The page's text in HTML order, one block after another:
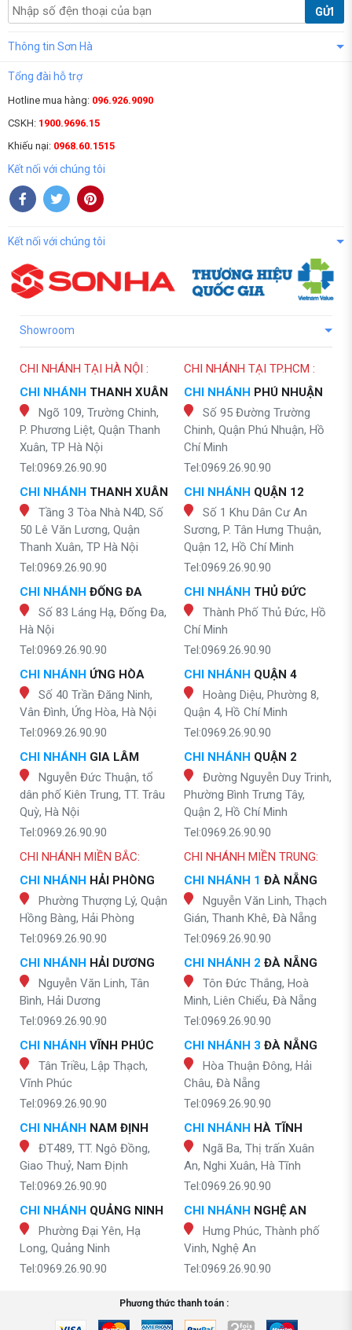
GỬI
Thông tin Sơn Hà
Tổng đài hỗ trợ
Hotline mua hàng: 096.926.9090
CSKH: 1900.9696.15
Khiếu nại: 0968.60.1515
Kết nối với chúng tôi
Kết nối với chúng tôi
Showroom
CHI NHÁNH TẠI HÀ NỘI :
CHI NHÁNH THANH XUÂN
Ngõ 109, Trường Chinh,
P. Phương Liệt, Quận Thanh
Xuân, TP Hà Nội
Tel:0969.26.90.90
CHI NHÁNH THANH XUÂN
Tầng 3 Tòa Nhà N4D, Số
50 Lê Văn Lương, Quận
Thanh Xuân, TP Hà Nội
Tel:0969.26.90.90
CHI NHÁNH ĐỐNG ĐA
Số 83 Láng Hạ, Đống Đa,
Hà Nội
Tel:0969.26.90.90
CHI NHÁNH ỨNG HÒA
Số 40 Trần Đăng Ninh,
Vân Đình, Ứng Hòa, Hà Nội
Tel:0969.26.90.90
CHI NHÁNH GIA LÂM
Nguyễn Đức Thuận, tổ
dân phố Kiên Trung, TT. Trâu
Quỳ, Hà Nội
Tel:0969.26.90.90
CHI NHÁNH TẠI TP.HCM :
CHI NHÁNH PHÚ NHUẬN
Số 95 Đường Trường
Chinh, Quận Phú Nhuận, Hồ
Chí Minh
Tel:0969.26.90.90
CHI NHÁNH QUẬN 12
Số 1 Khu Dân Cư An
Sương, P. Tân Hưng Thuận,
Quận 12, Hồ Chí Minh
Tel:0969.26.90.90
CHI NHÁNH THỦ ĐỨC
Thành Phố Thủ Đức, Hồ
Chí Minh
Tel:0969.26.90.90
CHI NHÁNH QUẬN 4
Hoàng Diệu, Phường 8,
Quận 4, Hồ Chí Minh
Tel:0969.26.90.90
CHI NHÁNH QUẬN 2
Đường Nguyễn Duy Trinh,
Phường Bình Trưng Tây,
Quận 2, Hồ Chí Minh
Tel:0969.26.90.90
CHI NHÁNH MIỀN BẮC:
CHI NHÁNH HẢI PHÒNG
Phường Thượng Lý, Quận
Hồng Bàng, Hải Phòng
Tel:0969.26.90.90
CHI NHÁNH HẢI DƯƠNG
Nguyễn Văn Linh, Tân
Bình, Hải Dương
Tel:0969.26.90.90
CHI NHÁNH VĨNH PHÚC
Tân Triều, Lập Thạch,
Vĩnh Phúc
Tel:0969.26.90.90
CHI NHÁNH NAM ĐỊNH
ĐT489, TT. Ngô Đồng,
Giao Thuỷ, Nam Định
Tel:0969.26.90.90
CHI NHÁNH QUẢNG NINH
Phường Đại Yên, Hạ
Long, Quảng Ninh
Tel:0969.26.90.90
CHI NHÁNH MIỀN TRUNG:
CHI NHÁNH 1 ĐÀ NẴNG
Nguyễn Văn Linh, Thạch
Gián, Thanh Khê, Đà Nẵng
Tel:0969.26.90.90
CHI NHÁNH 2 ĐÀ NẴNG
Tôn Đức Thắng, Hoà
Minh, Liên Chiểu, Đà Nẵng
Tel:0969.26.90.90
CHI NHÁNH 3 ĐÀ NẴNG
Hòa Thuận Đông, Hải
Châu, Đà Nẵng
Tel:0969.26.90.90
CHI NHÁNH HÀ TĨNH
Ngã Ba, Thị trấn Xuân
An, Nghi Xuân, Hà Tĩnh
Tel:0969.26.90.90
CHI NHÁNH NGHỆ AN
Hưng Phúc, Thành phố
Vinh, Nghệ An
Tel:0969.26.90.90
Phương thức thanh toán :